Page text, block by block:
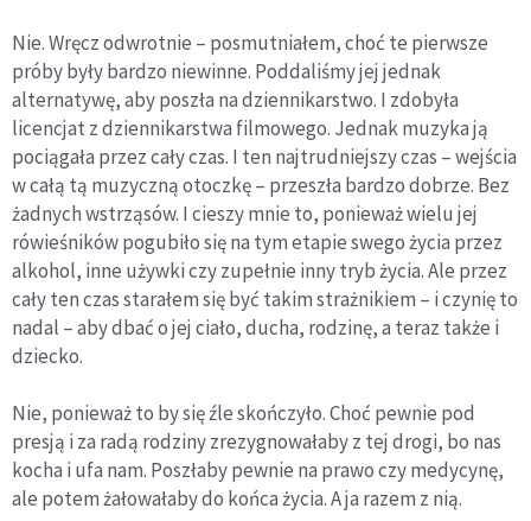
Nie. Wręcz odwrotnie – posmutniałem, choć te pierwsze
próby były bardzo niewinne. Poddaliśmy jej jednak
alternatywę, aby poszła na dziennikarstwo. I zdobyła
licencjat z dziennikarstwa filmowego. Jednak muzyka ją
pociągała przez cały czas. I ten najtrudniejszy czas – wejścia
w całą tą muzyczną otoczkę – przeszła bardzo dobrze. Bez
żadnych wstrząsów. I cieszy mnie to, ponieważ wielu jej
rówieśników pogubiło się na tym etapie swego życia przez
alkohol, inne używki czy zupełnie inny tryb życia. Ale przez
cały ten czas starałem się być takim strażnikiem – i czynię to
nadal – aby dbać o jej ciało, ducha, rodzinę, a teraz także i
dziecko.
Nie, ponieważ to by się źle skończyło. Choć pewnie pod
presją i za radą rodziny zrezygnowałaby z tej drogi, bo nas
kocha i ufa nam. Poszłaby pewnie na prawo czy medycynę,
ale potem żałowałaby do końca życia. A ja razem z nią.